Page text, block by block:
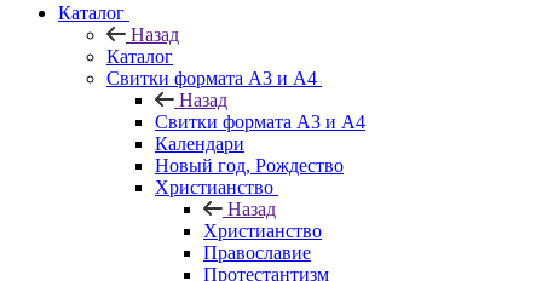
Каталог
Назад
Каталог
Свитки формата А3 и А4
Назад
Свитки формата А3 и А4
Календари
Новый год, Рождество
Христианство
Назад
Христианство
Православие
Протестантизм